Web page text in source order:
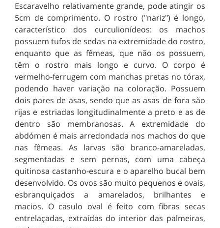
Escaravelho relativamente grande, pode atingir os
5cm de comprimento. O rostro ("nariz") é longo,
característico dos curculionídeos: os machos
possuem tufos de sedas na extremidade do rostro,
enquanto que as fêmeas, que não os possuem,
têm o rostro mais longo e curvo. O corpo é
vermelho-ferrugem com manchas pretas no tórax,
podendo haver variação na coloração. Possuem
dois pares de asas, sendo que as asas de fora são
rijas e estriadas longitudinalmente a preto e as de
dentro são membranosas. A extremidade do
abdómen é mais arredondada nos machos do que
nas fêmeas. As larvas são branco-amareladas,
segmentadas e sem pernas, com uma cabeça
quitinosa castanho-escura e o aparelho bucal bem
desenvolvido. Os ovos são muito pequenos e ovais,
esbranquiçados a amarelados, brilhantes e
macios. O casulo oval é feito com fibras secas
entrelaçadas, extraídas do interior das palmeiras,